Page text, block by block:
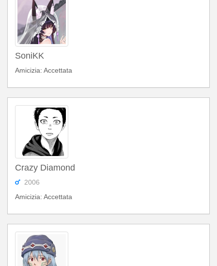
SoniKK
Amicizia: Accettata
Crazy Diamond
2006
Amicizia: Accettata